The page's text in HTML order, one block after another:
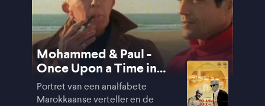
Mohammed & Paul -
Once Upon a Time in
Tangier
Portret van een analfabete
Marokkaanse verteller en de